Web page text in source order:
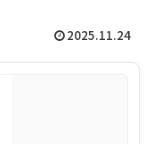
2025.11.24